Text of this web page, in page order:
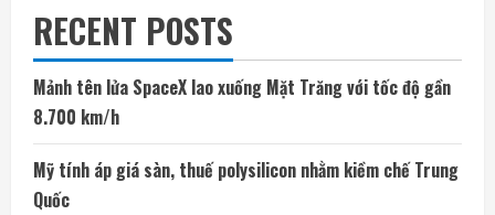
RECENT POSTS
Mảnh tên lửa SpaceX lao xuống Mặt Trăng với tốc độ gần
8.700 km/h
Mỹ tính áp giá sàn, thuế polysilicon nhằm kiềm chế Trung
Quốc